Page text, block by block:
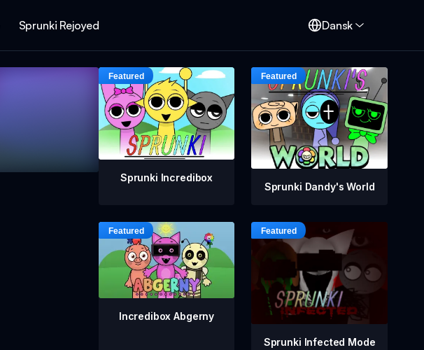
Sprunki Rejoyed Dansk
Sprunki Incredibox
Sprunki Dandy's World
Incredibox Abgerny
Sprunki Infected Mode